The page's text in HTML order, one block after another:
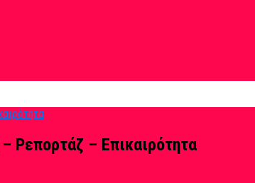
– Ρεπορτάζ – Επικαιρότητα